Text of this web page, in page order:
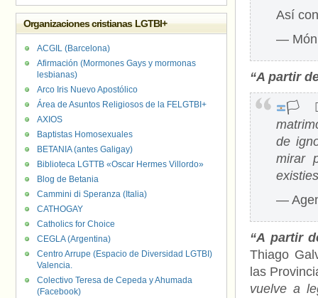
Así
—
“A partir
de
mirar
—
“A partir
Thiago
las
vuelve a
Organizaciones cristianas LGTBI+
ACGIL (Barcelona)
Afirmación (Mormones Gays y mormonas
lesbianas)
Arco Iris Nuevo Apostólico
Área de Asuntos Religiosos de la FELGTBI+
AXIOS
Baptistas Homosexuales
BETANIA (antes Galigay)
Biblioteca LGTTB «Oscar Hermes Villordo»
Blog de Betania
Cammini di Speranza (Italia)
CATHOGAY
Catholics for Choice
CEGLA (Argentina)
Centro Arrupe (Espacio de Diversidad LGTBI)
Valencia.
Colectivo Teresa de Cepeda y Ahumada
(Facebook)